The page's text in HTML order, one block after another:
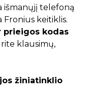
išmanųjį telefoną
Fronius keitiklis.
prieigos kodas
klausimų,
žiniatinklio